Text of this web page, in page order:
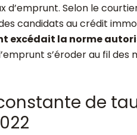
d’emprunt. Selon le
candidats au crédit
excédait la norme
s’éroder au fil des
de